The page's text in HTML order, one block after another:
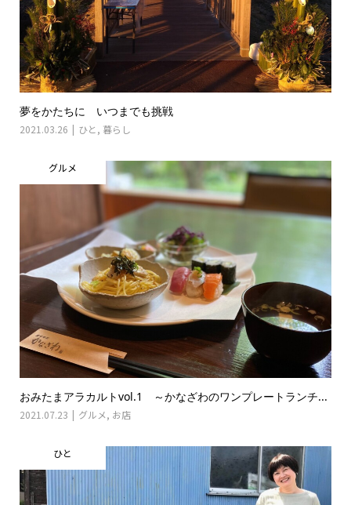
夢をかたちに いつまでも挑戦
2021.03.26 ひと , 暮らし
グルメ
おみたまアラカルトvol.1 ～かなざわのワンプレートランチ...
2021.07.23 グルメ, お店
ひと